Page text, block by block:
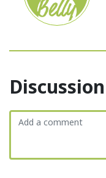
Discussion